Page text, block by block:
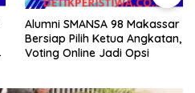
Alumni SMANSA 98 Makassar
Bersiap Pilih Ketua Angkatan,
Voting Online Jadi Opsi